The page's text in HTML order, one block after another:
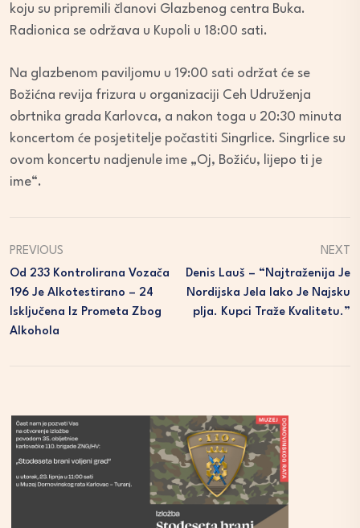
koju su pripremili članovi Glazbenog centra Buka.
Radionica se održava u Kupoli u 18:00 sati.
Na glazbenom paviljomu u 19:00 sati održat će se
Božićna revija frizura u organizaciji Ceh Udruženja
obrtnika grada Karlovca, a nakon toga u 20:30 minuta
koncertom će posjetitelje počastiti Singrlice. Singrlice su
ovom koncertu nadjenule ime „Oj, Božiću, lijepo ti je
ime“.
PREVIOUS
Od 233 Kontrolirana Vozača
196 Je Alkotestirano – 24
Isključena Iz Prometa Zbog
Alkohola
NEXT
Denis Lauš – “Najtraženija Je
Nordijska Jela Iako Je Najsku
Plja. Kupci Traže Kvalitetu.”